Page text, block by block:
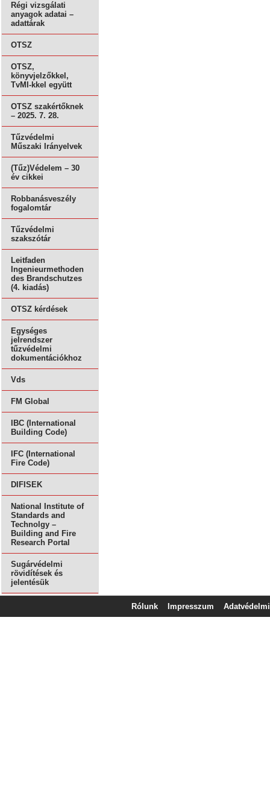
Régi vizsgálati
anyagok adatai –
adattárak
OTSZ
OTSZ,
könyvjelzőkkel,
TvMI-kkel együtt
OTSZ szakértőknek
– 2025. 7. 28.
Tűzvédelmi
Műszaki Irányelvek
(Tűz)Védelem – 30
év cikkei
Robbanásveszély
fogalomtár
Tűzvédelmi
szakszótár
Leitfaden
Ingenieurmethoden
des Brandschutzes
(4. kiadás)
OTSZ kérdések
Egységes
jelrendszer
tűzvédelmi
dokumentációkhoz
Vds
FM Global
IBC (International
Building Code)
IFC (International
Fire Code)
DIFISEK
National Institute of
Standards and
Technolgy –
Building and Fire
Research Portal
Sugárvédelmi
rövidítések és
jelentésük
Rólunk Impresszum